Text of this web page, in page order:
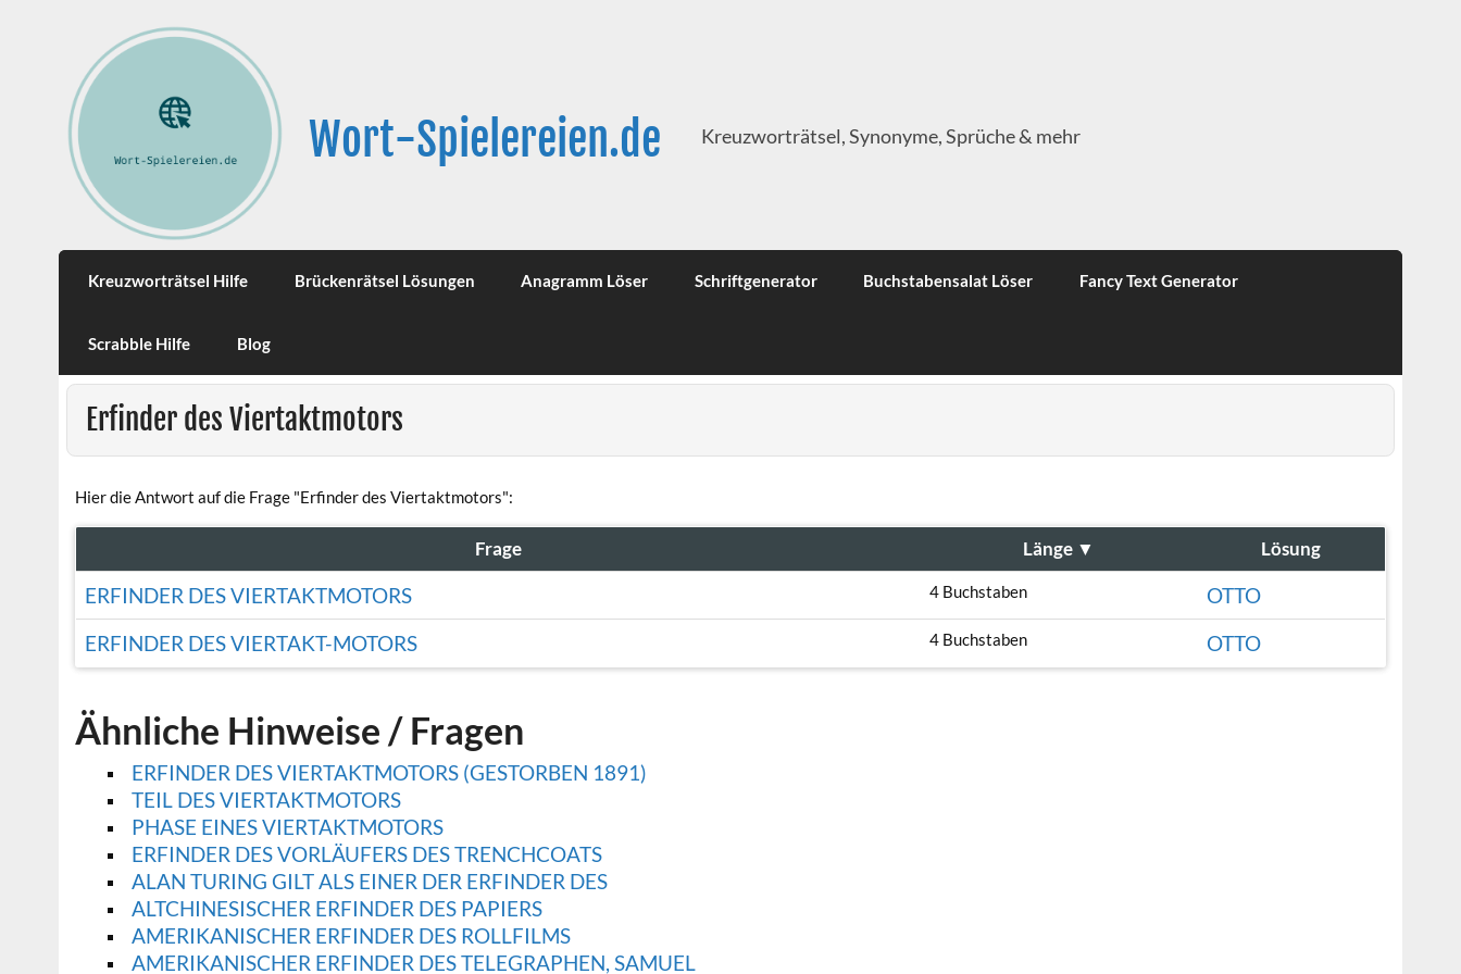
Wort-Spielereien.de Kreuzworträtsel, Synonyme, Sprüche & mehr
Kreuzworträtsel Hilfe Brückenrätsel Lösungen Anagramm Löser Schriftgenerator Buchstabensalat Löser Fancy Text Generator
Scrabble Hilfe Blog
Erfinder des Viertaktmotors
Hier die Antwort auf die Frage "Erfinder des Viertaktmotors":
Frage Länge ▼ Lösung
ERFINDER DES VIERTAKTMOTORS 4 Buchstaben
OTTO
ERFINDER DES VIERTAKT-MOTORS
4 Buchstaben OTTO
Ähnliche Hinweise / Fragen
ERFINDER DES VIERTAKTMOTORS (GESTORBEN 1891)
TEIL DES VIERTAKTMOTORS
PHASE EINES VIERTAKTMOTORS
ERFINDER DES VORLÄUFERS DES TRENCHCOATS
ALAN TURING GILT ALS EINER DER ERFINDER DES
ALTCHINESISCHER ERFINDER DES PAPIERS
AMERIKANISCHER ERFINDER DES ROLLFILMS
AMERIKANISCHER ERFINDER DES TELEGRAPHEN, SAMUEL